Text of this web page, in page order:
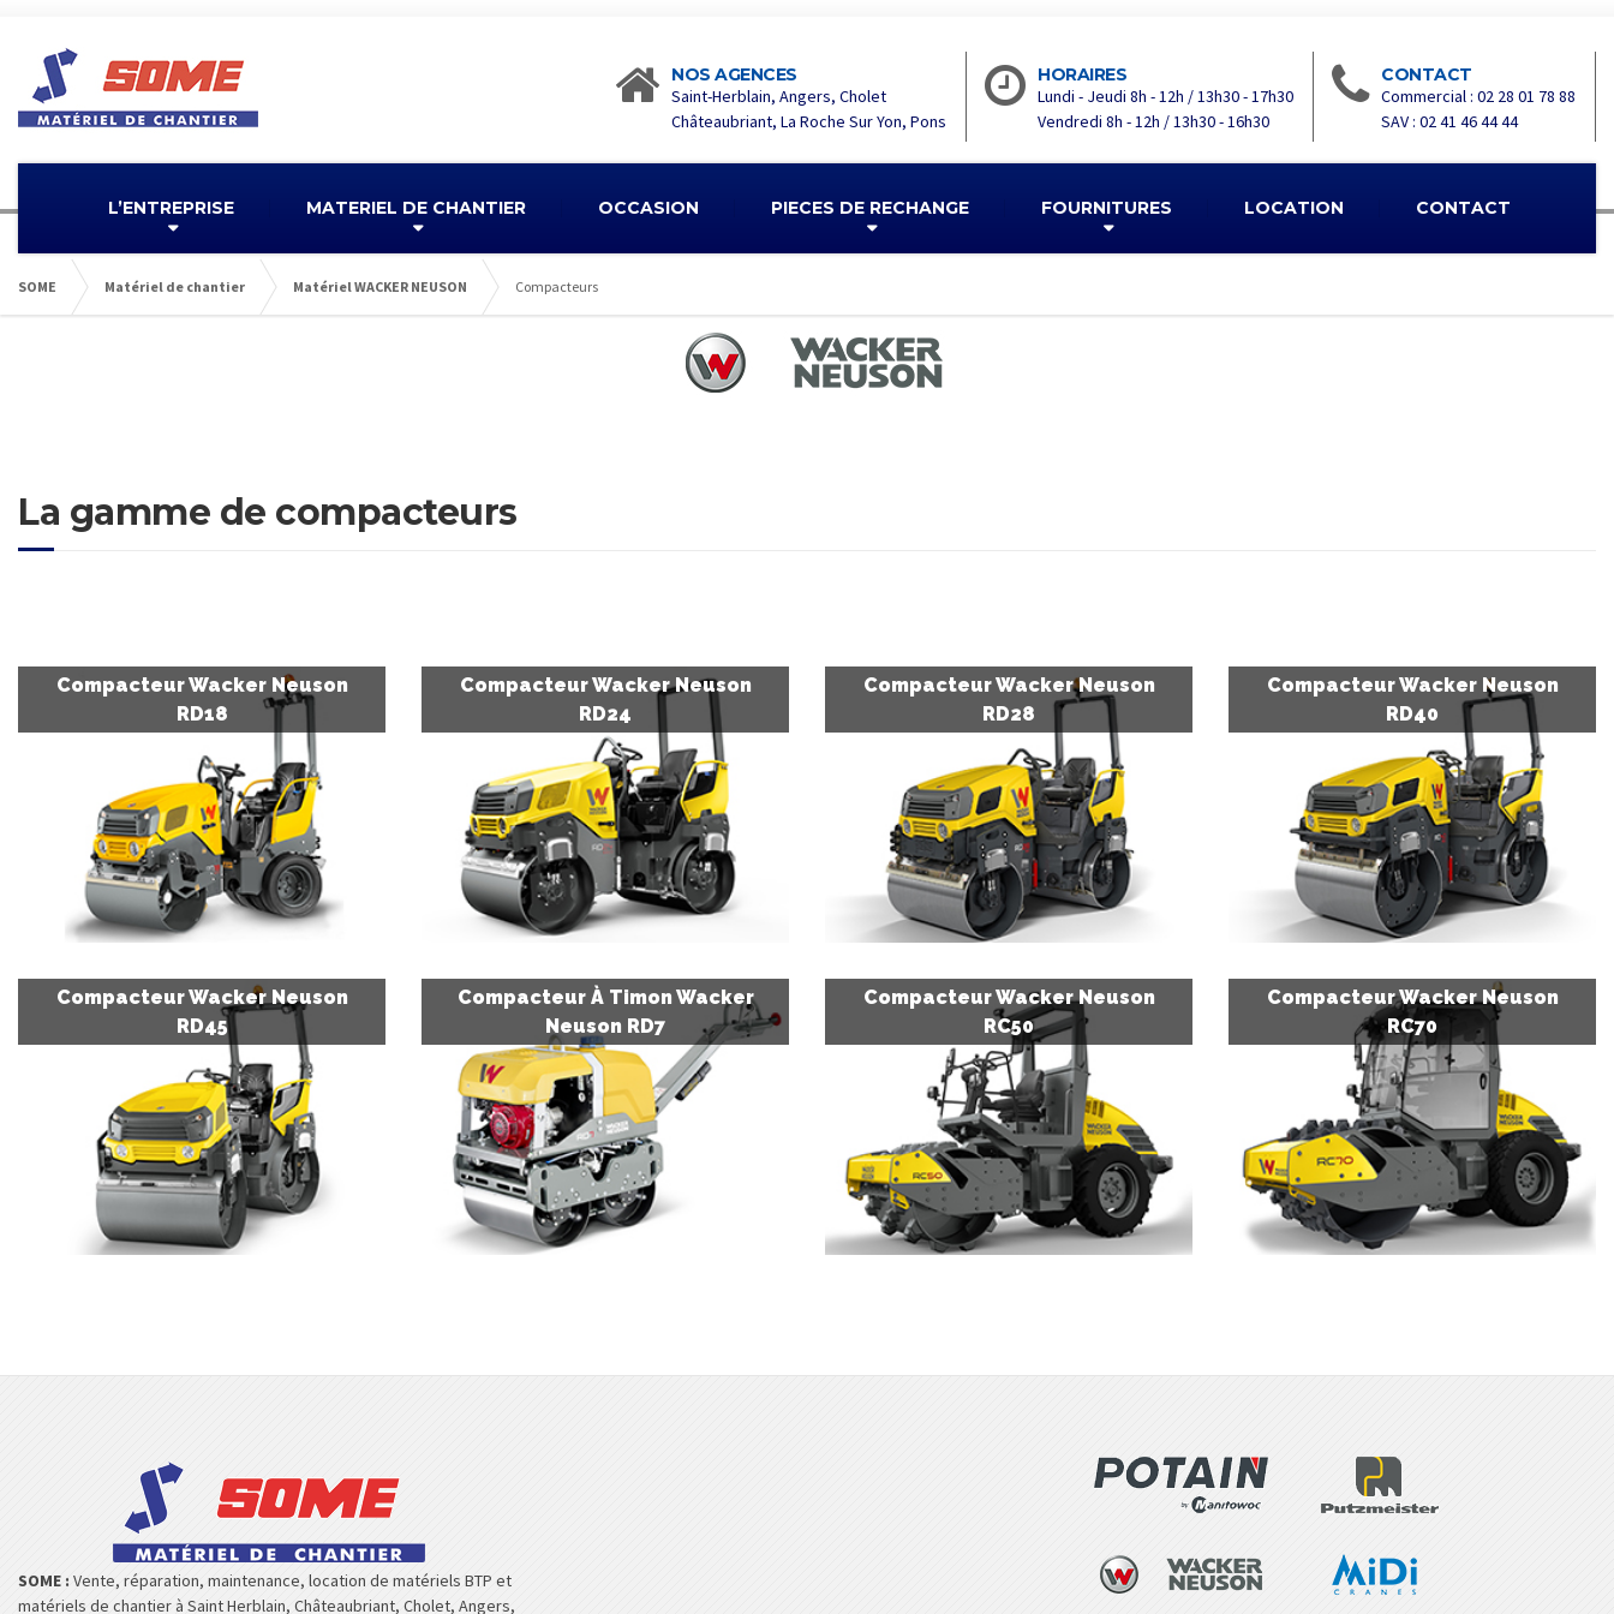
NOS AGENCES
Saint-Herblain, Angers, Cholet
Châteaubriant, La Roche Sur Yon, Pons
HORAIRES
Lundi - Jeudi 8h - 12h / 13h30 - 17h30
Vendredi 8h - 12h / 13h30 - 16h30
CONTACT
Commercial : 02 28 01 78 88
SAV : 02 41 46 44 44
L’ENTREPRISE MATERIEL DE CHANTIER OCCASION PIECES DE RECHANGE FOURNITURES LOCATION CONTACT
SOME Matériel de chantier Matériel WACKER NEUSON Compacteurs
La gamme de compacteurs
Compacteur Wacker Neuson
RD18
Compacteur Wacker Neuson
RD24
Compacteur Wacker Neuson
RD28
Compacteur Wacker Neuson
RD40
Compacteur Wacker Neuson
RD45
Compacteur À Timon Wacker
Neuson RD7
Compacteur Wacker Neuson
RC50
Compacteur Wacker Neuson
RC70
SOME : Vente, réparation, maintenance, location de matériels BTP et
matériels de chantier à Saint Herblain, Châteaubriant, Cholet, Angers,